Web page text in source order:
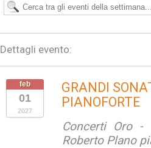
Dettagli evento:
feb
01
2027
GRANDI
PIANOFORTE
Concerti Oro -
Roberto Plano